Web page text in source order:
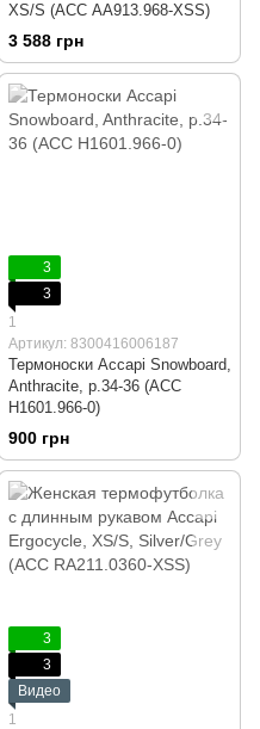
XS/S (ACC АA913.968-XSS)
3 588 грн
3
3
1
Артикул: 8300416006187
Термоноски Accapi Snowboard,
Anthracite, р.34-36 (ACC
H1601.966-0)
900 грн
3
3
Видео
1